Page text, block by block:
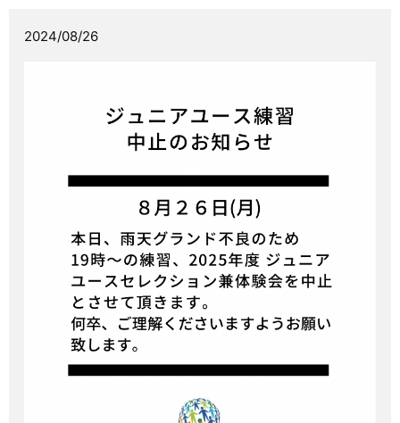
2024/08/26